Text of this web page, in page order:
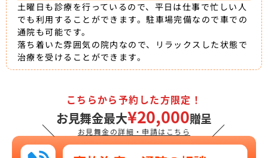
土曜日も診療を行っているので、平日は仕事で忙しい人
でも利用することができます。駐車場完備なので車での
通院も可能です。
落ち着いた雰囲気の院内なので、リラックスした状態で
治療を受けることができます。
＼
こちらから予約した方限定！
お見舞金最大¥20,000贈呈
お見舞金の詳細・申請はこちら ／